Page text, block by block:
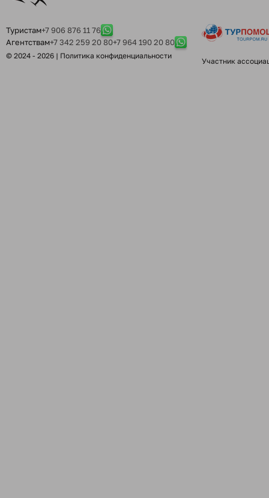
Туристам+7 906 876 11 76
Агентствам+7 342 259 20 80+7 964 190 20 80
© 2024 - 2026 | Политика конфиденциальности
Участник